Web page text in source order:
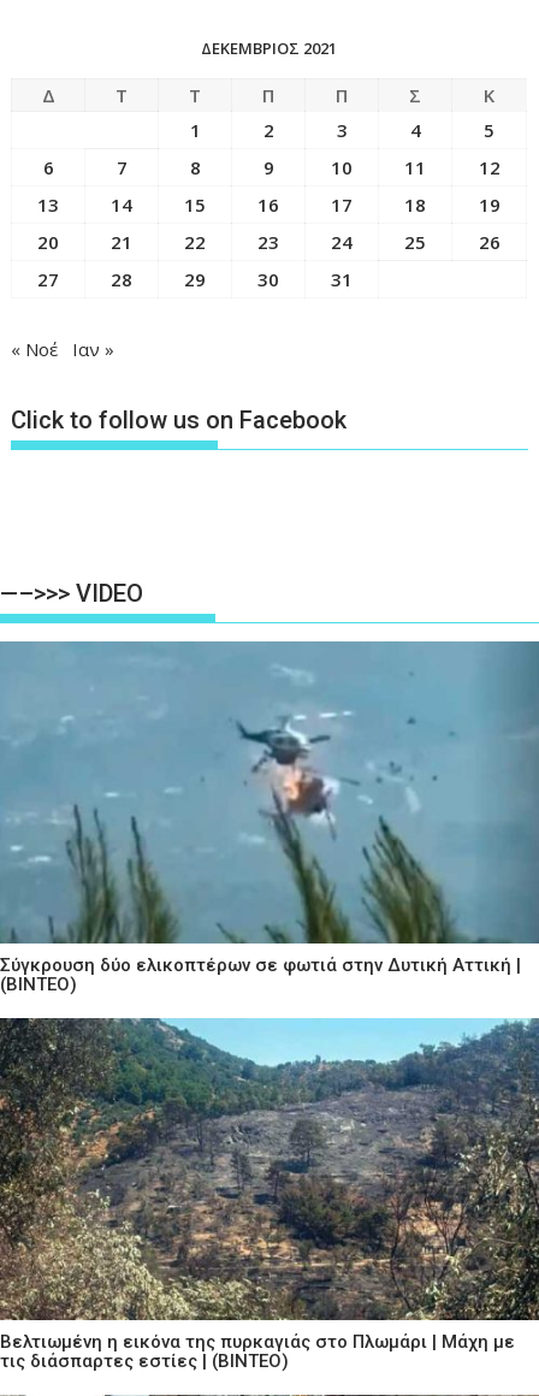
ΔΕΚΈΜΒΡΙΟΣ 2021
Δ Τ Τ Π Π Σ
Κ
1
2 3 4
5
6
7 8 9 10 11
12
13
14 15 16 17 18
19
20
21 22 23 24 25
26
27
28 29 30 31
« Νοέ Ιαν »
Click to follow us on Facebook
—–>>> VIDEO
Σύγκρουση δύο ελικοπτέρων σε φωτιά στην Δυτική Αττική |
(ΒΙΝΤΕΟ)
Βελτιωμένη η εικόνα της πυρκαγιάς στο Πλωμάρι | Μάχη με
τις διάσπαρτες εστίες | (ΒΙΝΤΕΟ)